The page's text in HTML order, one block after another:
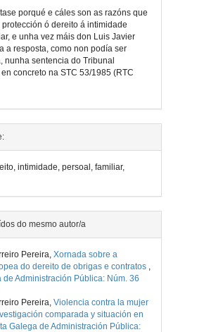
porqué e cáles son as razóns que
ó dereito á intimidade
e unha vez máis don Luis Javier
a resposta, como non podía ser
nunha sentencia do Tribunal
concreto na STC 53/1985 (RTC
intimidade, persoal, familiar,
do mesmo autor/a
Pereira, Xornada sobre a
do dereito de obrigas e contratos
de Administración Pública: Núm. 36
Pereira, Violencia contra la mujer
comparada y situación en
Galega de Administración Pública: